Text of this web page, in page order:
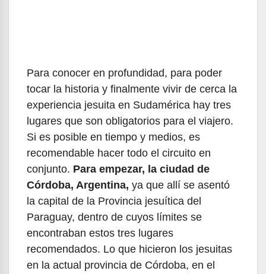
Para conocer en profundidad, para poder
tocar la historia y finalmente vivir de cerca la
experiencia jesuita en Sudamérica hay tres
lugares que son obligatorios para el viajero.
Si es posible en tiempo y medios, es
recomendable hacer todo el circuito en
conjunto. Para empezar, la ciudad de
Córdoba, Argentina, ya que allí se asentó
la capital de la Provincia jesuítica del
Paraguay, dentro de cuyos límites se
encontraban estos tres lugares
recomendados. Lo que hicieron los jesuitas
en la actual provincia de Córdoba, en el